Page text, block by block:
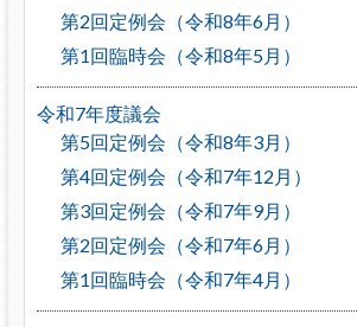
第2回定例会（令和8年6月）
第1回臨時会（令和8年5月）
令和7年度議会
第5回定例会（令和8年3月）
第4回定例会（令和7年12月）
第3回定例会（令和7年9月）
第2回定例会（令和7年6月）
第1回臨時会（令和7年4月）